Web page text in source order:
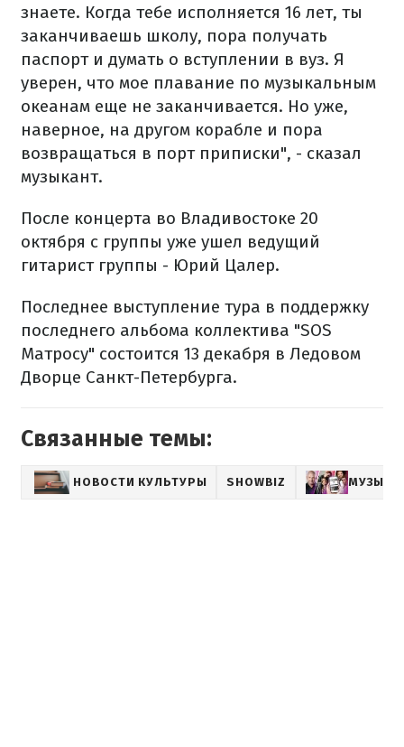
знаете. Когда тебе исполняется 16 лет, ты
заканчиваешь школу, пора получать
паспорт и думать о вступлении в вуз. Я
уверен, что мое плавание по музыкальным
океанам еще не заканчивается. Но уже,
наверное, на другом корабле и пора
возвращаться в порт приписки", - сказал
музыкант.
После концерта во Владивостоке 20
октября с группы уже ушел ведущий
гитарист группы - Юрий Цалер.
Последнее выступление тура в поддержку
последнего альбома коллектива "SOS
Матросу" состоится 13 декабря в Ледовом
Дворце Санкт-Петербурга.
Связанные темы:
НОВОСТИ КУЛЬТУРЫ SHOWBIZ МУЗЫКА